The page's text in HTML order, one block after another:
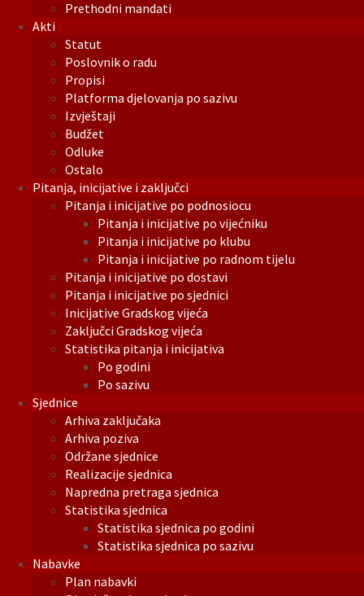
Prethodni mandati
Akti
Statut
Poslovnik o radu
Propisi
Platforma djelovanja po sazivu
Izvještaji
Budžet
Odluke
Ostalo
Pitanja, inicijative i zaključci
Pitanja i inicijative po podnosiocu
Pitanja i inicijative po vijećniku
Pitanja i inicijative po klubu
Pitanja i inicijative po radnom tijelu
Pitanja i inicijative po dostavi
Pitanja i inicijative po sjednici
Inicijative Gradskog vijeća
Zaključci Gradskog vijeća
Statistika pitanja i inicijativa
Po godini
Po sazivu
Sjednice
Arhiva zaključaka
Arhiva poziva
Održane sjednice
Realizacije sjednica
Napredna pretraga sjednica
Statistika sjednica
Statistika sjednica po godini
Statistika sjednica po sazivu
Nabavke
Plan nabavki